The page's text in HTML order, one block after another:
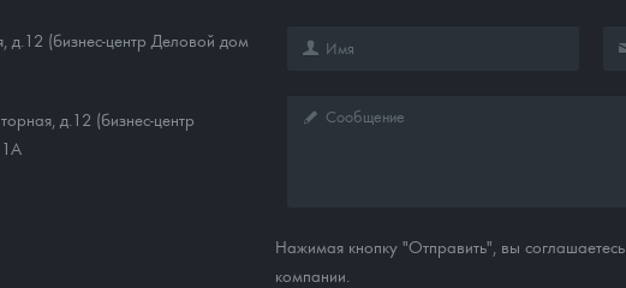
д.12 (бизнес-центр Деловой дом
д.12 (бизнес-центр
Нажимая кнопку "Отправить", вы соглашаетесь
компании.